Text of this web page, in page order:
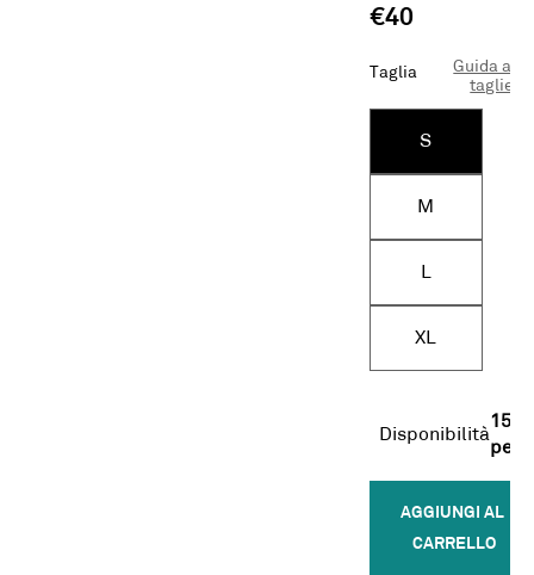
€40
Taglia
Guida alle
taglie
S
M
L
XL
Disponibilità
15
AGGIUNGI AL
CARRELLO